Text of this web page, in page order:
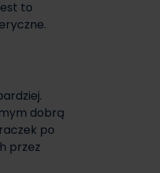
to
dobrą
po
przez